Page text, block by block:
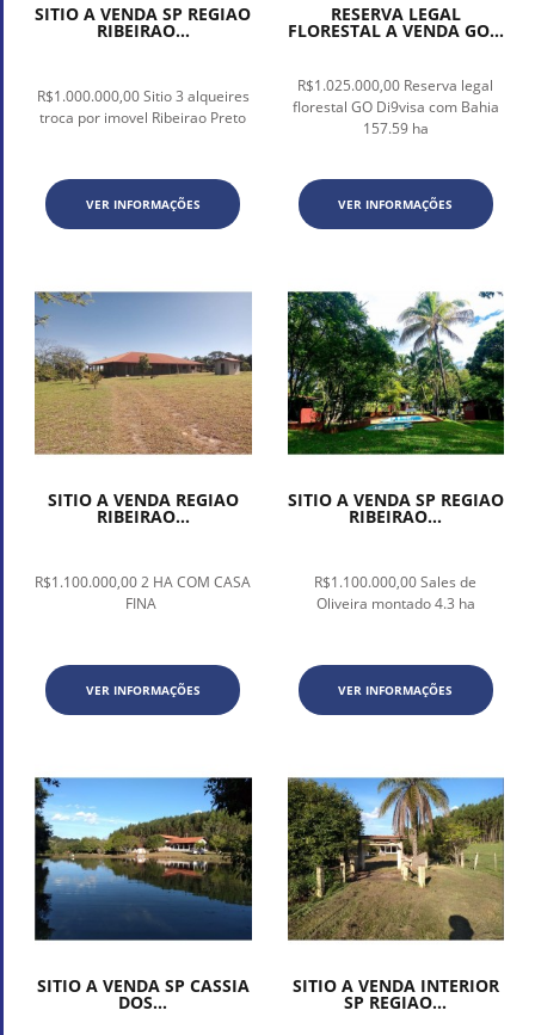
SITIO A VENDA SP REGIAO
RIBEIRAO...
R$1.000.000,00 Sitio 3 alqueires
troca por imovel Ribeirao Preto
VER INFORMAÇÕES
RESERVA LEGAL
FLORESTAL A VENDA GO...
R$1.025.000,00 Reserva legal
florestal GO Di9visa com Bahia
157.59 ha
VER INFORMAÇÕES
SITIO A VENDA REGIAO
RIBEIRAO...
R$1.100.000,00 2 HA COM CASA
FINA
VER INFORMAÇÕES
SITIO A VENDA SP REGIAO
RIBEIRAO...
R$1.100.000,00 Sales de
Oliveira montado 4.3 ha
VER INFORMAÇÕES
SITIO A VENDA SP CASSIA
DOS...
SITIO A VENDA INTERIOR
SP REGIAO...